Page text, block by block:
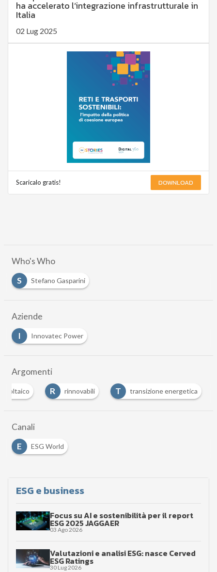
ha accelerato l’integrazione infrastrutturale in
Italia
02 Lug 2025
Scaricalo gratis! DOWNLOAD
Who's Who
S
Stefano Gasparini
Aziende
I
Innovatec Power
Argomenti
R rinnovabili T transizione energetica
Canali
E
ESG World
ESG e business
Focus su AI e sostenibilità per il report
ESG 2025 JAGGAER
03 Ago 2026
Valutazioni e analisi ESG: nasce Cerved
ESG Ratings
30 Lug 2026